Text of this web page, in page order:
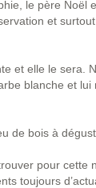
le père Noël
et
et elle le sera.
blanche et
de bois à
pour cette
toujours